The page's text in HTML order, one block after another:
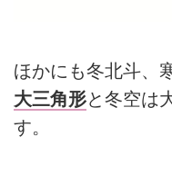
ほかにも冬北斗、
大三角形と冬空は
す。